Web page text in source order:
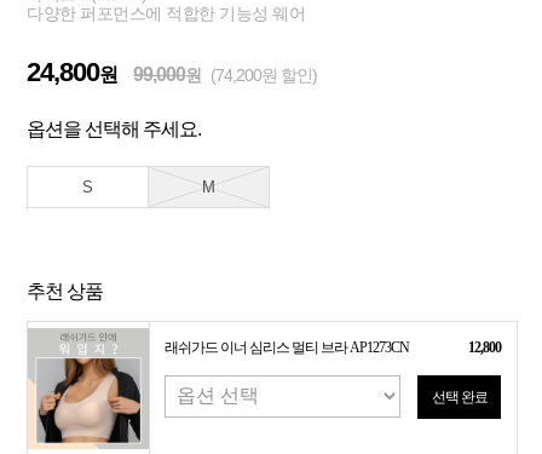
다양한 퍼포먼스에 적합한 기능성 웨어
24,800원 99,000원 (74,200원 할인)
옵션을 선택해 주세요.
S M
추천 상품
래쉬가드 이너 심리스 멀티 브라 AP1273CN 12,800
선택 완료